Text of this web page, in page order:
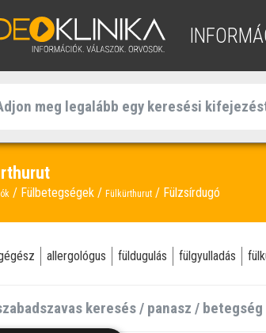
Fülbetegségek Fülkürthurut Fülzsírdugó
allergológus füldugulás fülgyulladás